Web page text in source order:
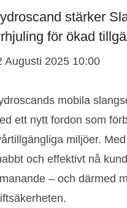
stärker
för ökad
Augusti 2025 10:00
mobila
ett nytt fordon som
miljöer.
och effektivt nå
– och därmed